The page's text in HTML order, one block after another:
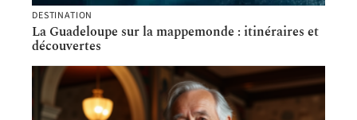
DESTINATION
La Guadeloupe sur la mappemonde : itinéraires et
découvertes